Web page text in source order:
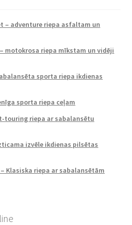
– adventure riepa asfaltam un
– motokrosa riepa mīkstam un vidēji
sporta riepa ikdienas
sporta riepa ceļam
touring riepa ar sabalansētu
izvēle ikdienas pilsētas
– Klasiska riepa ar sabalansētām